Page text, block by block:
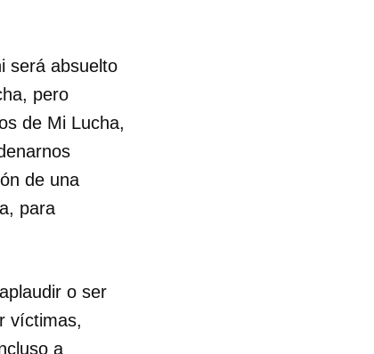
será absuelto
pero
de Mi Lucha,
de una
para
o ser
víctimas,
a